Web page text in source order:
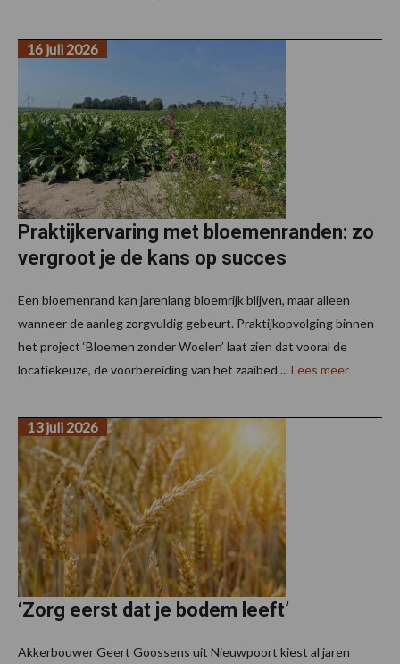
Praktijkervaring met bloemenranden: zo
vergroot je de kans op succes
16 juli 2026
Een bloemenrand kan jarenlang bloemrijk blijven, maar alleen
wanneer de aanleg zorgvuldig gebeurt. Praktijkopvolging binnen
het project ‘Bloemen zonder Woelen’ laat zien dat vooral de
locatiekeuze, de voorbereiding van het zaaibed ... Lees meer
‘Zorg eerst dat je bodem leeft’
13 juli 2026
Akkerbouwer Geert Goossens uit Nieuwpoort kiest al jaren